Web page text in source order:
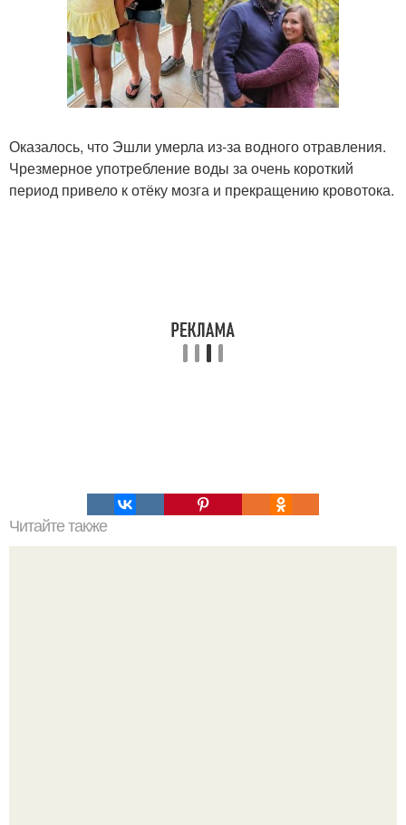
Оказалось, что Эшли умерла из-за водного отравления.
Чрезмерное употребление воды за очень короткий
период привело к отёку мозга и прекращению кровотока.
Читайте также